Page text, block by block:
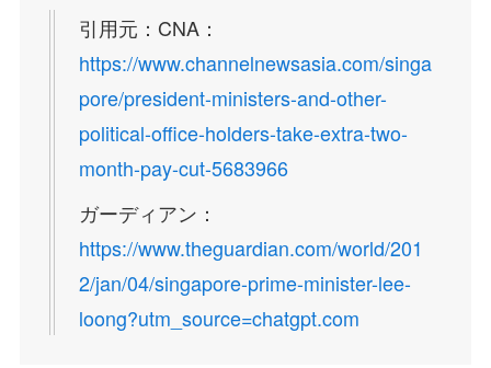
引用元：CNA：
https://www.channelnewsasia.com/singa
pore/president-ministers-and-other-
political-office-holders-take-extra-two-
month-pay-cut-5683966
ガーディアン：
https://www.theguardian.com/world/201
2/jan/04/singapore-prime-minister-lee-
loong?utm_source=chatgpt.com